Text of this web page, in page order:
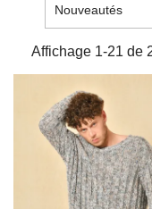
Nouveautés
Affichage 1-21 de